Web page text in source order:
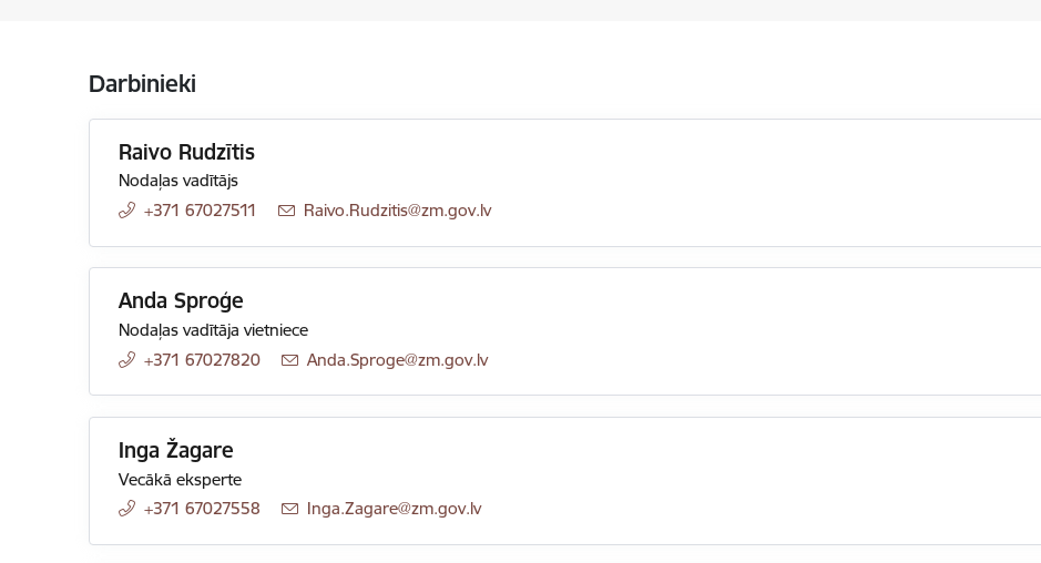
Darbinieki
Raivo Rudzītis
Nodaļas vadītājs
+371 67027511
E-pasts:
Raivo.Rudzitis@zm.gov.lv
Anda Sproģe
Nodaļas vadītāja vietniece
+371 67027820
E-pasts:
Anda.Sproge@zm.gov.lv
Inga Žagare
Vecākā eksperte
+371 67027558
E-pasts:
Inga.Zagare@zm.gov.lv